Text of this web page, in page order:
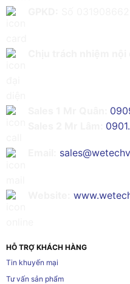
HỖ TRỢ KHÁCH HÀNG
Tin khuyến mại
Tư vấn sản phẩm